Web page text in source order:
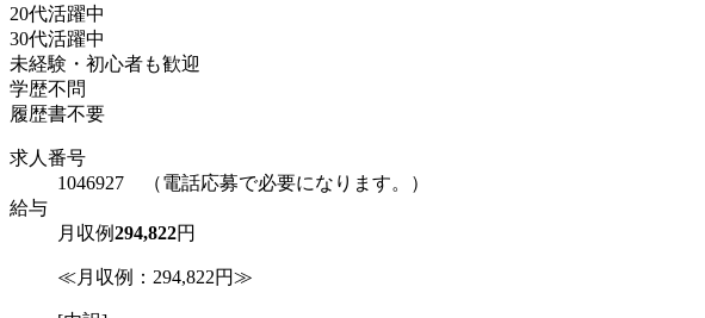
20代活躍中
30代活躍中
未経験・初心者も歓迎
学歴不問
履歴書不要
求人番号
1046927 （電話応募で必要になります。）
給与
月収例294,822円
≪月収例：294,822円≫